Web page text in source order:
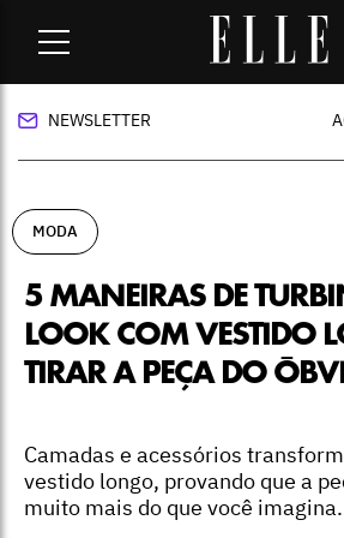
5 maneiras de turbinar
longo e tirar a peça do óbvio
NEWSLETTER
MODA
5 MANEIRAS DE
LOOK COM VESTIDO
TIRAR A PEÇA DO
Camadas e acessórios
vestido longo, provando que a
muito mais do que você imagina.